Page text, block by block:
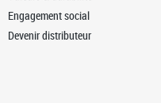
Engagement social
Devenir distributeur